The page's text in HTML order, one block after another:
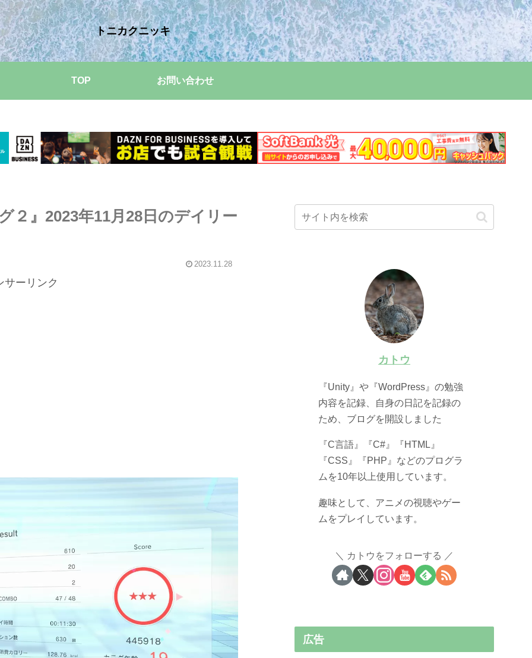
トニカクニッキ
TOP お問い合わせ
２』2023年11月28日のデイリー
2023.11.28
サーリンク
カトウ
『Unity』や『WordPress』の勉強
内容を記録、自身の日記を記録の
ため、ブログを開設しました
『C言語』『C#』『HTML』
『CSS』『PHP』などのプログラ
ムを10年以上使用しています。
趣味として、アニメの視聴やゲー
ムをプレイしています。
カトウをフォローする
広告